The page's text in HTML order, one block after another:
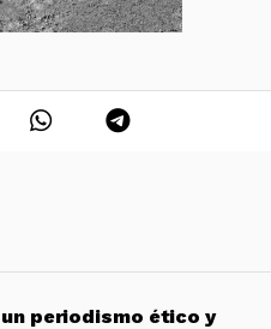
periodismo ético y